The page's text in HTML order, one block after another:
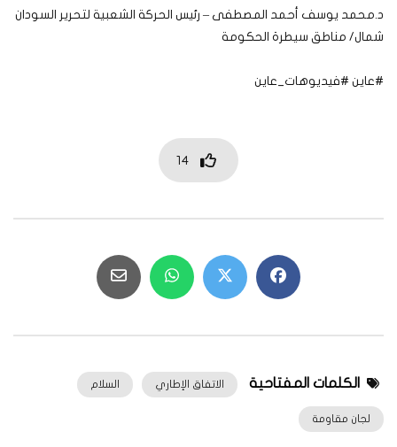
د.محمد يوسف أحمد المصطفى – رئيس الحركة الشعبية لتحرير السودان
شمال/ مناطق سيطرة الحكومة
#عاين #فيديوهات_عاين
14
الكلمات المفتاحية الاتفاق الإطاري السلام
لجان مقاومة